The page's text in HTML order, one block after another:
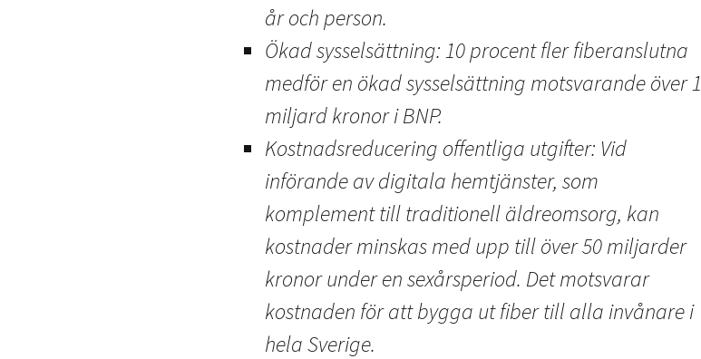
år och person.
Ökad sysselsättning: 10 procent fler fiberanslutna
medför en ökad sysselsättning motsvarande över 1
miljard kronor i BNP.
Kostnadsreducering offentliga utgifter: Vid
införande av digitala hemtjänster, som
komplement till traditionell äldreomsorg, kan
kostnader minskas med upp till över 50 miljarder
kronor under en sexårsperiod. Det motsvarar
kostnaden för att bygga ut fiber till alla invånare i
hela Sverige.